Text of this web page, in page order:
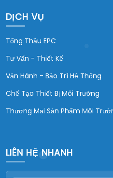
DỊCH VỤ
Tổng Thầu EPC
Tư Vấn - Thiết Kế
Vận Hành - Bảo Trì Hệ Thống
Chế Tạo Thiết Bị Môi Trường
Thương Mại Sản Phẩm Môi
LIÊN HỆ NHANH